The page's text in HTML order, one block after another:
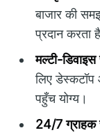
बाजार की
प्रदान करता
मल्टी-
लिए डेस्कटॉप
पहुँच योग्य।
24/7 ग्राहक